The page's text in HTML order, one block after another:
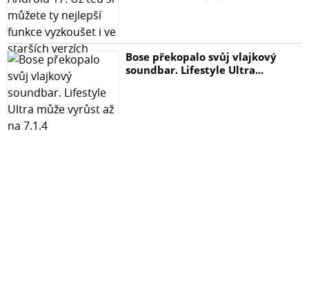
Bose překopalo svůj vlajkový
soundbar. Lifestyle Ultra...